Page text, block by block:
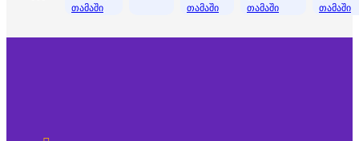
თამაში
თამაში
თამაში
თამაში